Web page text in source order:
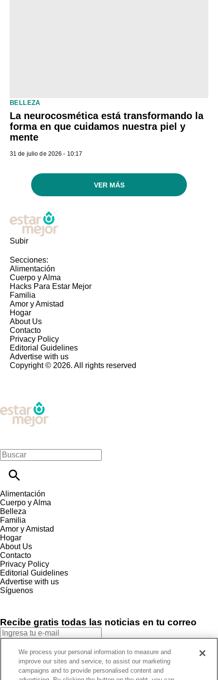
BELLEZA
La neurocosmética está transformando la
forma en que cuidamos nuestra piel y
mente
31 de julio de 2026 - 10:17
VER MÁS
Subir
Secciones:
Alimentación
Cuerpo y Alma
Hacks Para Estar Mejor
Familia
Amor y Amistad
Hogar
About Us
Contacto
Privacy Policy
Editorial Guidelines
Advertise with us
Copyright © 2026. All rights reserved
Alimentación
Cuerpo y Alma
Belleza
Familia
Amor y Amistad
Hogar
About Us
Contacto
Privacy Policy
Editorial Guidelines
Advertise with us
Síguenos
Recibe gratis todas las noticias en tu correo
SUSCRIBIRME
Este sitio está protegido por reCAPTCHA y Google
privacidady Se aplican lasCondiciones de servicio
We process your personal information to measure and
improve our sites and service, to assist our marketing
campaigns and to provide personalised content and